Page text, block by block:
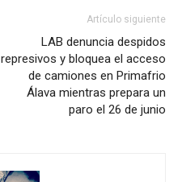
Artículo siguiente
LAB denuncia despidos
represivos y bloquea el acceso
de camiones en Primafrio
Álava mientras prepara un
paro el 26 de junio